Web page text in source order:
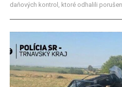
daňových kontrol, ktoré odhalili